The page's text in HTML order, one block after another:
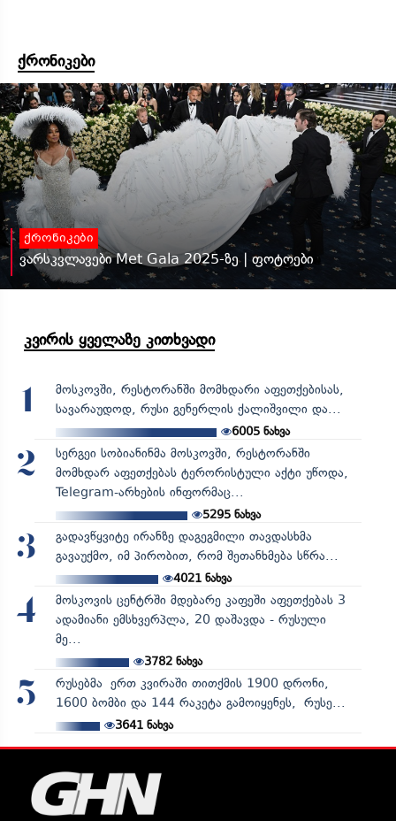
ქრონიკები
ქრონიკები
ვარსკვლავები Met Gala 2025-ზე | ფოტოები
კვირის ყველაზე კითხვადი
1
მოსკოვში, რესტორანში მომხდარი აფეთქებისას,
სავარაუდოდ, რუსი გენერლის ქალიშვილი და...
6005 ნახვა
2
სერგეი სობიანინმა მოსკოვში, რესტორანში
მომხდარ აფეთქებას ტერორისტული აქტი უწოდა,
Telegram-არხების ინფორმაც...
5295ნახვა
3
გადავწყვიტე ირანზე დაგეგმილი თავდასხმა
გავაუქმო, იმ პირობით, რომ შეთანხმება სწრა...
4021ნახვა
4
მოსკოვის ცენტრში მდებარე კაფეში აფეთქებას 3
ადამიანი ემსხვერპლა, 20 დაშავდა - რუსული
მე...
3782ნახვა
5
რუსებმა ერთ კვირაში თითქმის 1900 დრონი,
1600 ბომბი და 144 რაკეტა გამოიყენეს, რუსე...
3641ნახვა